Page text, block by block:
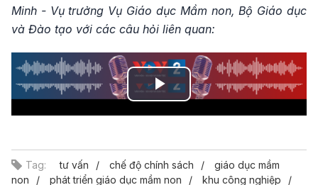
Minh - Vụ trưởng Vụ Giáo dục Mầm non, Bộ Giáo dục
và Đào tạo với các câu hỏi liên quan:
Play
Tag: tư vấn chế độ chính sách
giáo dục mầm
non
phát triển giáo dục mầm non
khu công nghiệp